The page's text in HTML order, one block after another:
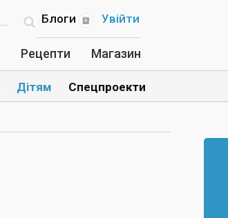
Увійти
Блоги
Рецепти Магазин
Дітям Спецпроекти